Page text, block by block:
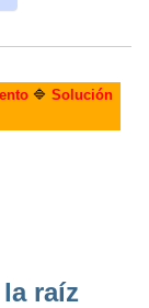
🔷 Solución
raíz